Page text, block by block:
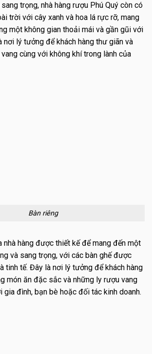
trọng, nhà hàng rượu Phú Quý còn có
trời với cây xanh và hoa lá rực rỡ, mang
một không gian thoải mái và gần gũi với
nơi lý tưởng để khách hàng thư giãn và
cùng với không khí trong lành của
Bàn riêng
nhà hàng được thiết kế để mang đến một
và sang trọng, với các bàn ghế được
tinh tế. Đây là nơi lý tưởng để khách hàng
món ăn đặc sắc và những ly rượu vang
gia đình, bạn bè hoặc đối tác kinh doanh.